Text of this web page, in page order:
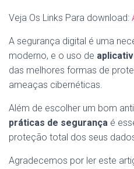
Veja Os Links Para download:
A segurança digital é uma
moderno, e o uso de
das melhores formas de
ameaças cibernéticas.
Além de escolher um bom
práticas de segurança é
proteção total dos seus
Agradecemos por ler este